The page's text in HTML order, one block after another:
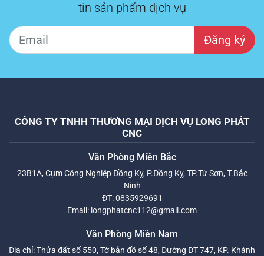
tin sản phẩm dịch vụ
Đăng ký
CÔNG TY TNHH THƯƠNG MẠI DỊCH VỤ LONG PHÁT
CNC
Văn Phòng Miền Bắc
23B1A, Cụm Công Nghiệp Đồng Kỵ, P.Đồng Kỵ, TP.Từ Sơn, T.Bắc
Ninh
ĐT:0835929691
Email: longphatcnc112@gmail.com
Văn Phòng Miền Nam
Địa chỉ: Thửa đất số 550, Tờ bản đồ số 48, Đường ĐT 747, KP. Khánh